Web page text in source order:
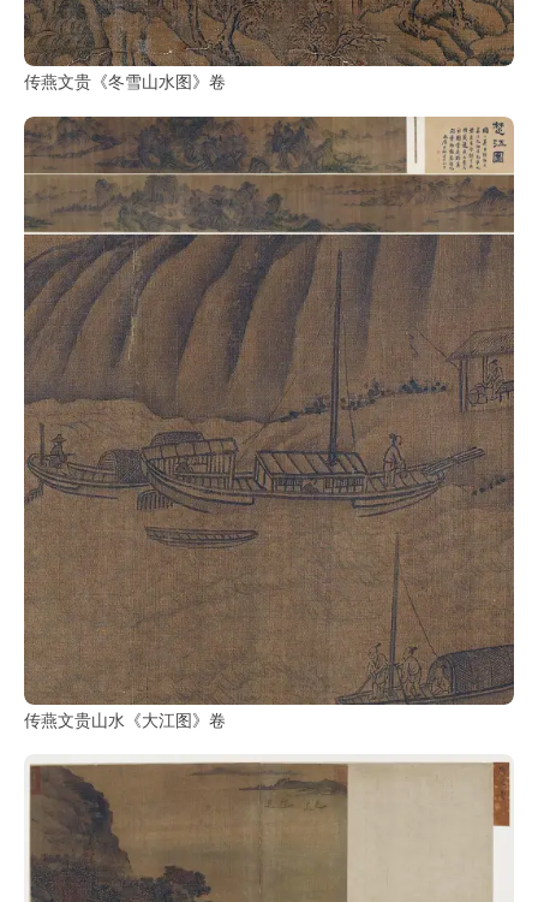
传燕文贵《冬雪山水图》卷
传燕文贵山水《大江图》卷